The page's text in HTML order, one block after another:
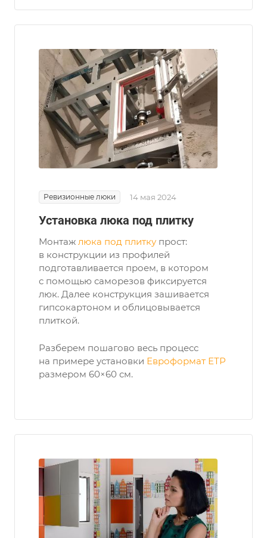
Ревизионные люки 14 мая 2024
Установка люка под плитку
Монтаж люка под плитку прост:
в конструкции из профилей
подготавливается проем, в котором
с помощью саморезов фиксируется
люк. Далее конструкция зашивается
гипсокартоном и облицовывается
плиткой.
Разберем пошагово весь процесс
на примере установки Евроформат ЕТР
размером 60×60 см.